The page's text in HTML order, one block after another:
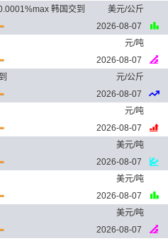
韩国交到
美元/公斤
2026-08-07
元/吨
2026-08-07
元/公斤
2026-08-07
元/吨
2026-08-07
美元/吨
2026-08-07
美元/吨
2026-08-07
美元/吨
2026-08-07